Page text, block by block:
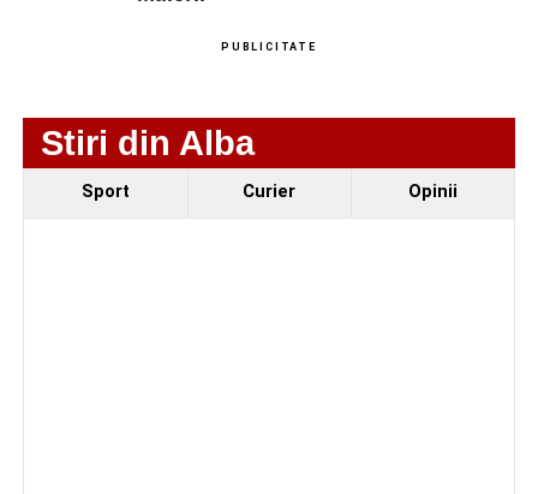
Ultimele știri din Sebeș
PUBLICITATE
Stiri din Alba
Sport Curier Opinii